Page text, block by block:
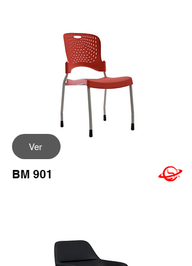
Ver
BM 901